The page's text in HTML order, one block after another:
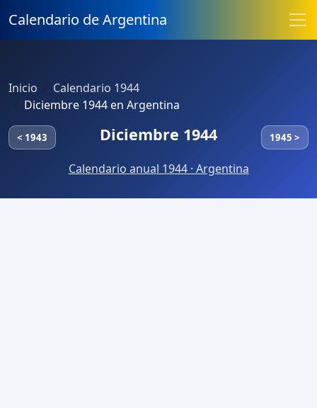
Calendario de Argentina
Inicio
Calendario 1944
Diciembre 1944 en Argentina
< 1943 Diciembre 1944 1945 >
Calendario anual 1944 · Argentina